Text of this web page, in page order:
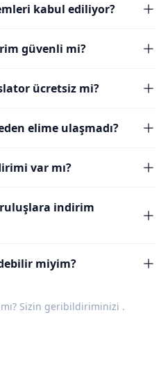
kabul ediliyor?
güvenli mi?
ücretsiz mi?
elime ulaşmadı?
var mı?
indirim
miyim?
Sizin geribildiriminizi .